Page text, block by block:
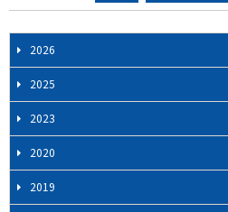
ー
ジ
ナ
ビ
ゲ
ー
シ
ョ
ン
2026
2025
2023
2020
2019